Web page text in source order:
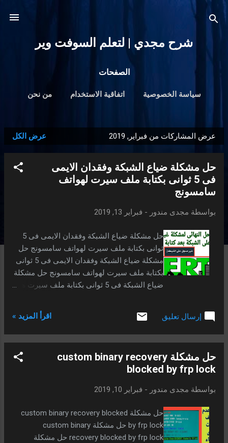
شرح مجدي | لتعلم السوفت وير
الصفحات
سياسة الخصوصية اتفاقية الاستخدام من نحن
ا
ل
ش
عرض المشاركات من فبراير, 2019 عرض الكل
حل مشكلة ضياع الشبكة وفقدان الايمى
فى 5 ثوانى بكتابة ملف سيرت لهواتف
سامسونج
بواسطة مجدى مندور - فبراير 13, 2019
حل مشكلة ضياع الشبكة وفقدان الايمى فى 5
ثوانى بكتابة ملف سيرت لهواتف سامسونج حل
مشكلة ضياع الشبكة وفقدان الايمى فى 5 ثوانى
بكتابة ملف سيرت لهواتف سامسونج حل مشكلة
ضياع الشبكة فى 5 ثوانى بكتابة ملف سيرت هذا
يقومون بتحويل رومات أجهزتهم والعبث بها
واحياناً عن تجديد الجهاز ، لربما واجهتك إشكالية
“ غير مسجل على الشبكة ” تبدو نحو الأتصال ،
IMEI في جهازك والذي من دون ذلك العدد لن
تعمل معك الشبكة نهائياً فسيكون جهازك من دون
بتجديد ملفات ال efs وغير ممكن قرائتها الا
الحديث وهذا كخطوه منها لاجل الزامك بالبقاء
على اجدد روم متواجد.
إرسال تعليق اقرأ المزيد »
حل مشكلة custom binary recovery
blocked by frp lock
بواسطة مجدى مندور - فبراير 10, 2019
حل مشكلة custom binary recovery blocked
by frp lock حل مشكلة custom binary
recovery blocked by frp lock حل مشكلة